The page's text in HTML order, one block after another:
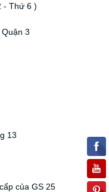
- Thứ 6 )
3
13
của GS 25